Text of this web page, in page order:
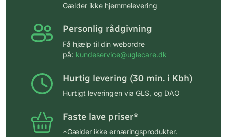
Gælder ikke hjemmelevering
Personlig rådgivning
Få hjælp til din webordre
på: kundeservice@uglecare.dk
Hurtig levering (30 min. i Kbh)
Hurtigt leveringen via GLS, og DAO
Faste lave priser*
*Gælder ikke ernæringsprodukter.